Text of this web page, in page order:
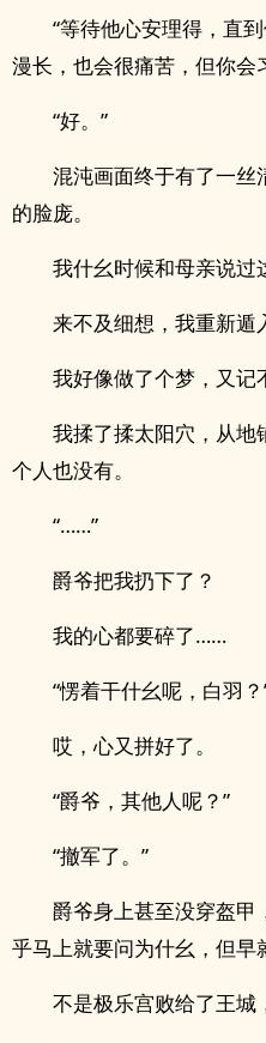
“等待他心安理得，直
漫长，也会很痛苦，但你会
“好。”
混沌画面终于有了一丝
的脸庞。
我什幺时候和母亲说过
来不及细想，我重新遁
我好像做了个梦，又记
我揉了揉太阳穴，从地
个人也没有。
“……”
爵爷把我扔下了？
我的心都要碎了……
“愣着干什幺呢，白羽？
哎，心又拼好了。
“爵爷，其他人呢？”
“撤军了。”
爵爷身上甚至没穿盔甲
乎马上就要问为什幺，但早
不是极乐宫败给了王城